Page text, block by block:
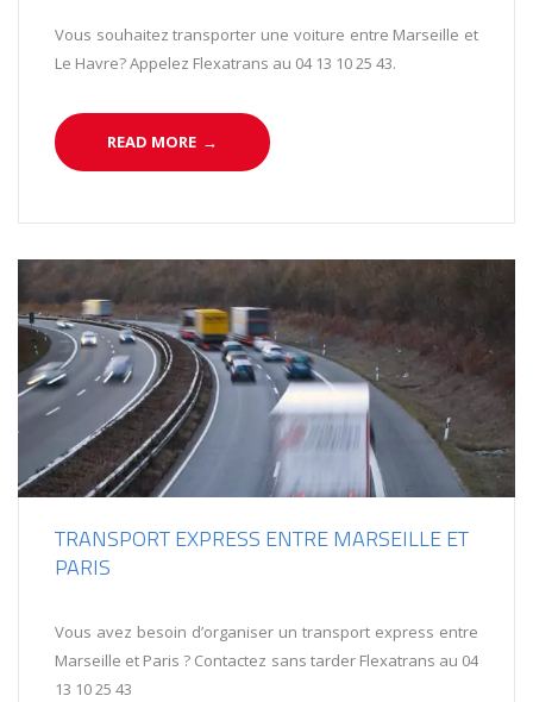
Vous souhaitez transporter une voiture entre Marseille et
Le Havre? Appelez Flexatrans au 04 13 10 25 43.
READ MORE →
TRANSPORT EXPRESS ENTRE MARSEILLE ET
PARIS
Vous avez besoin d’organiser un transport express entre
Marseille et Paris ? Contactez sans tarder Flexatrans au 04
13 10 25 43